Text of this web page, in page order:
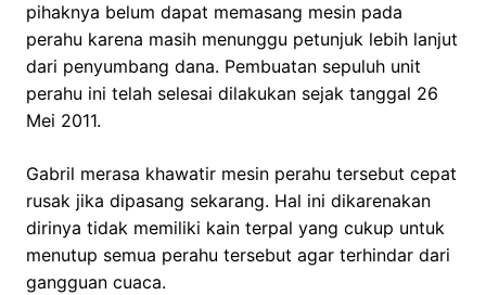
pihaknya belum dapat memasang mesin pada
perahu karena masih menunggu petunjuk lebih lanjut
dari penyumbang dana. Pembuatan sepuluh unit
perahu ini telah selesai dilakukan sejak tanggal 26
Mei 2011.
Gabril merasa khawatir mesin perahu tersebut cepat
rusak jika dipasang sekarang. Hal ini dikarenakan
dirinya tidak memiliki kain terpal yang cukup untuk
menutup semua perahu tersebut agar terhindar dari
gangguan cuaca.